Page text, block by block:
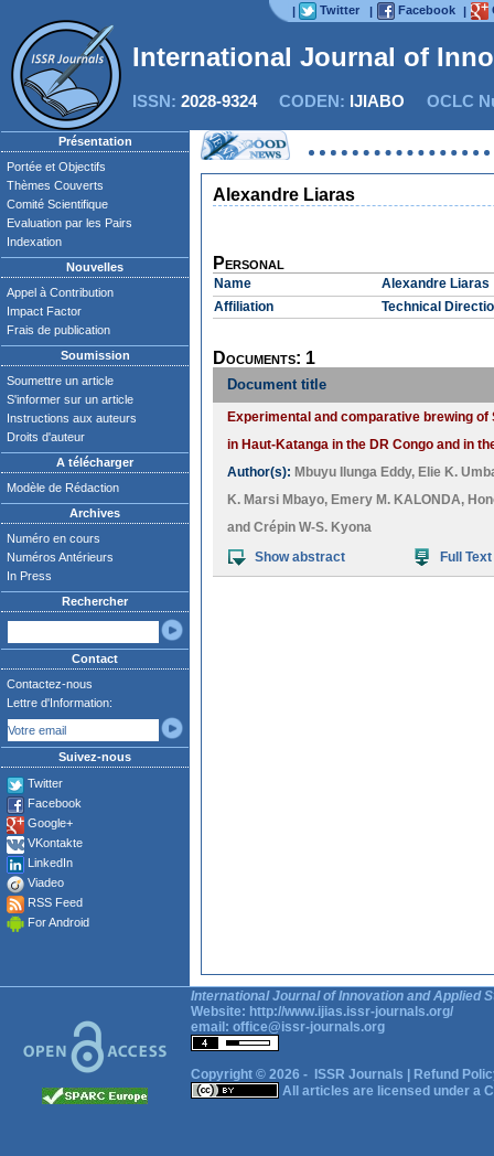
| Twitter | Facebook |
International Journal of
ISSN: 2028-9324CODEN: IJIABO OCLC
Présentation
Portée et Objectifs
Thèmes Couverts
Comité Scientifique
Evaluation par les Pairs
Indexation
Nouvelles
Appel à Contribution
Impact Factor
Frais de publication
Soumission
Soumettre un article
S'informer sur un article
Instructions aux auteurs
Droits d'auteur
A télécharger
Modèle de Rédaction
Archives
Numéro en cours
Numéros Antérieurs
In Press
Rechercher
Contact
Contactez-nous
Lettre d'Information:
Suivez-nous
Twitter
Facebook
Google+
VKontakte
LinkedIn
Viadeo
RSS Feed
For Android
Alexandre Liaras
Personal
Name
Alexandre Liaras
Affiliation
Technical
Documents: 1
Document title
Experimental and comparative brewing
in Haut-Katanga in the DR Congo and in
Author(s): Mbuyu Ilunga Eddy, Elie K.
K. Marsi Mbayo, Emery M. KALONDA,
and Crépin W-S. Kyona
Show abstract
Full Text
International Journal of Innovation and Applied
Website: http://www.ijias.issr-journals.org/
email: office@issr-journals.org
Copyright © 2026 - ISSR Journals
Refund
All articles are licensed under a